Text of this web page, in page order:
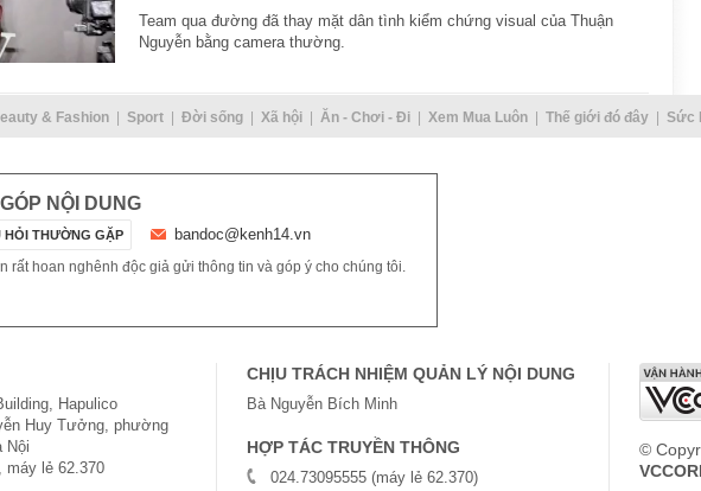
Team qua đường đã thay mặt dân tình kiểm chứng visual của Thuận
Nguyễn bằng camera thường.
& Fashion Sport Đời sống Xã hội Ăn - Chơi - Đi Xem Mua Luôn Thế giới đó đây Sức
NỘI DUNG
HỎI THƯỜNG GẶP bandoc@kenh14.vn
rất hoan nghênh độc giả gửi thông tin và góp ý cho chúng tôi.
Hapulico
Huy Tưởng, phường
Nội
máy lẻ 62.370
CHỊU TRÁCH NHIỆM QUẢN LÝ NỘI DUNG
Bà Nguyễn Bích Minh
HỢP TÁC TRUYỀN THÔNG
024.73095555 (máy lẻ 62.370)
©